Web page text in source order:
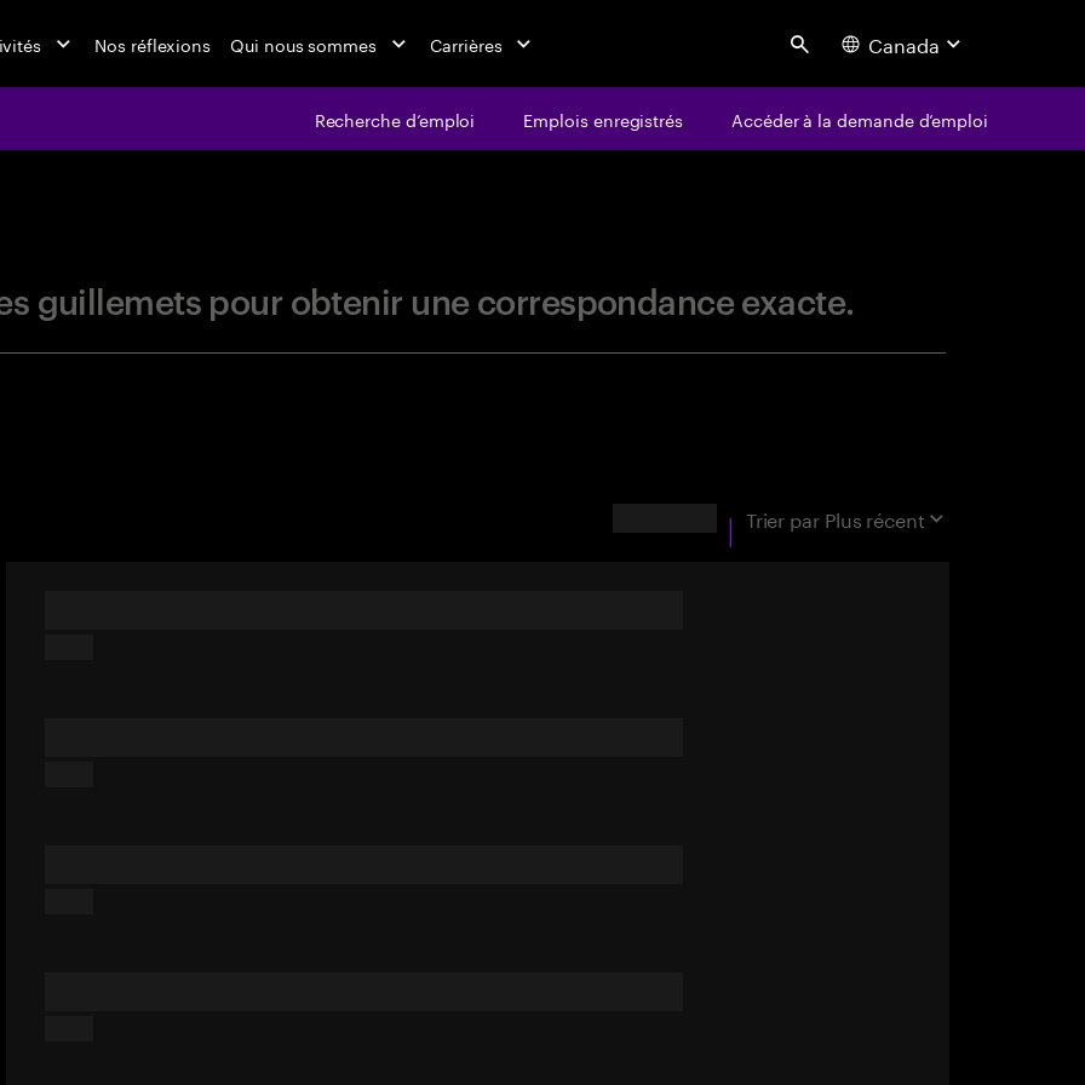
Nos réflexions Qui nous sommes Carrières Search Canada
Recherche d’emploi Emplois enregistrés Accéder à la demande d’emploi
guillemets pour obtenir une correspondance exacte.
Trier par Plus récent